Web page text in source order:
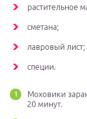
растительное
сметана;
лавровый лист;
специи.
Моховики
20 минут.